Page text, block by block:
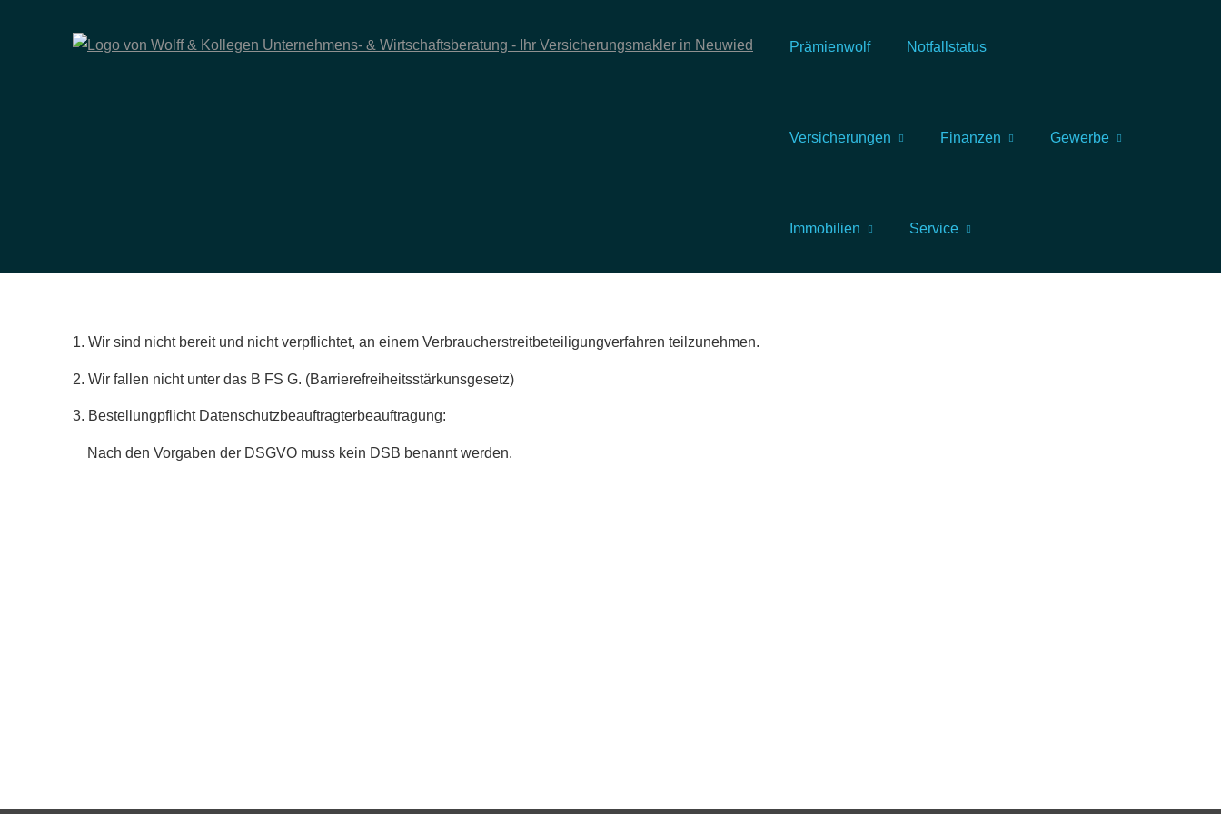
Prämienwolf Notfallstatus
Versicherungen Finanzen Gewerbe
Immobilien Service
1. Wir sind nicht bereit und nicht verpflichtet, an einem Verbraucherstreitbeteiligungverfahren teilzunehmen.
2. Wir fallen nicht unter das B FS G. (Barrierefreiheitsstärkunsgesetz)
3. Bestellungpflicht Datenschutzbeauftragterbeauftragung:
Nach den Vorgaben der DSGVO muss kein DSB benannt werden.